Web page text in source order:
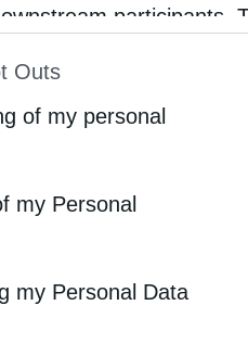
participants.
that may further
Outs
of my personal
my Personal
my Personal Data
στη Συγχώρηση», ενώ
στην
στο Πανεπιστήμιο
μάς προσέφεραν
κ. Μελίνα
συντόνισαν με
καθοριστικά στην